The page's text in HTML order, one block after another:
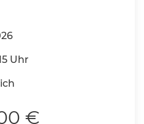
Uhr
€